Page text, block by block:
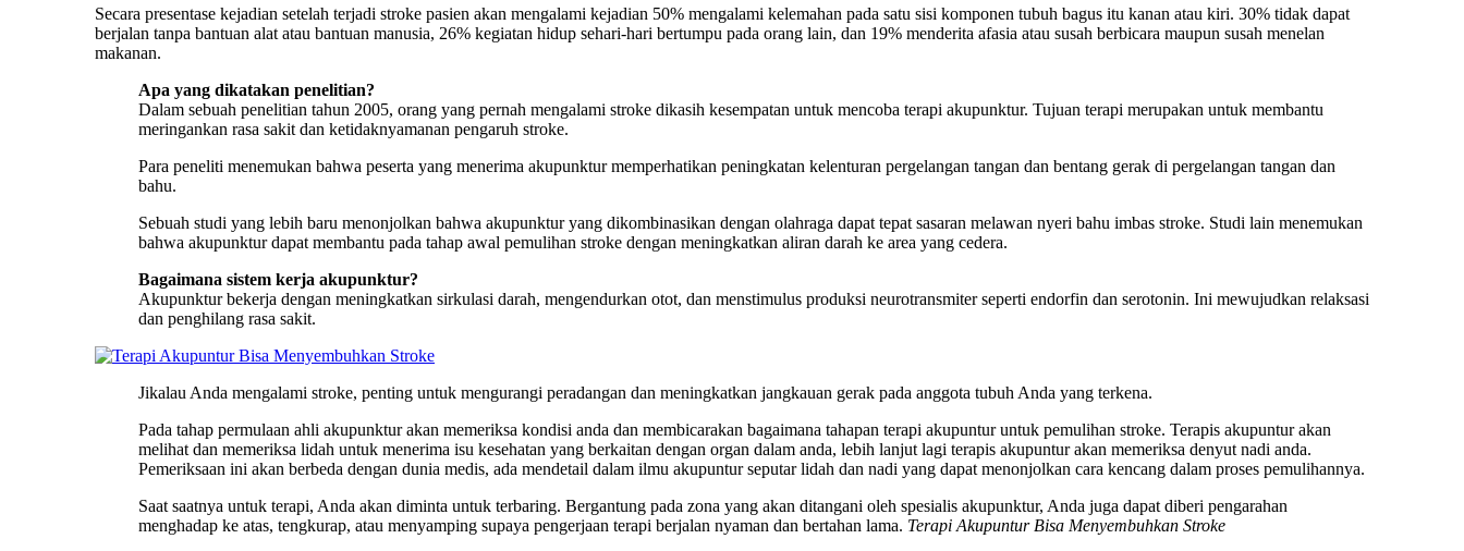
Secara presentase kejadian setelah terjadi stroke pasien akan mengalami kejadian 50% mengalami kelemahan pada satu sisi komponen tubuh bagus itu kanan atau kiri. 30% tidak dapat
berjalan tanpa bantuan alat atau bantuan manusia, 26% kegiatan hidup sehari-hari bertumpu pada orang lain, dan 19% menderita afasia atau susah berbicara maupun susah menelan
makanan.
Apa yang dikatakan penelitian?
Dalam sebuah penelitian tahun 2005, orang yang pernah mengalami stroke dikasih kesempatan untuk mencoba terapi akupunktur. Tujuan terapi merupakan untuk membantu
meringankan rasa sakit dan ketidaknyamanan pengaruh stroke.
Para peneliti menemukan bahwa peserta yang menerima akupunktur memperhatikan peningkatan kelenturan pergelangan tangan dan bentang gerak di pergelangan tangan dan
bahu.
Sebuah studi yang lebih baru menonjolkan bahwa akupunktur yang dikombinasikan dengan olahraga dapat tepat sasaran melawan nyeri bahu imbas stroke. Studi lain menemukan
bahwa akupunktur dapat membantu pada tahap awal pemulihan stroke dengan meningkatkan aliran darah ke area yang cedera.
Bagaimana sistem kerja akupunktur?
Akupunktur bekerja dengan meningkatkan sirkulasi darah, mengendurkan otot, dan menstimulus produksi neurotransmiter seperti endorfin dan serotonin. Ini mewujudkan relaksasi
dan penghilang rasa sakit.
Jikalau Anda mengalami stroke, penting untuk mengurangi peradangan dan meningkatkan jangkauan gerak pada anggota tubuh Anda yang terkena.
Pada tahap permulaan ahli akupunktur akan memeriksa kondisi anda dan membicarakan bagaimana tahapan terapi akupuntur untuk pemulihan stroke. Terapis akupuntur akan
melihat dan memeriksa lidah untuk menerima isu kesehatan yang berkaitan dengan organ dalam anda, lebih lanjut lagi terapis akupuntur akan memeriksa denyut nadi anda.
Pemeriksaan ini akan berbeda dengan dunia medis, ada mendetail dalam ilmu akupuntur seputar lidah dan nadi yang dapat menonjolkan cara kencang dalam proses pemulihannya.
Saat saatnya untuk terapi, Anda akan diminta untuk terbaring. Bergantung pada zona yang akan ditangani oleh spesialis akupunktur, Anda juga dapat diberi pengarahan
menghadap ke atas, tengkurap, atau menyamping supaya pengerjaan terapi berjalan nyaman dan bertahan lama. Terapi Akupuntur Bisa Menyembuhkan Stroke